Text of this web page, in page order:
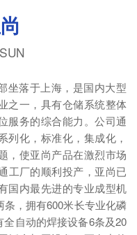
坐落于上海，是国内大型
之一，具有仓储系统整体
服务的综合能力。公司通
列化，标准化，集成化，
，使亚尚产品在激烈市场
工厂的顺利投产，亚尚已
国内最先进的专业成型机
，拥有600米长专业化磷
自动的焊接设备6条及20